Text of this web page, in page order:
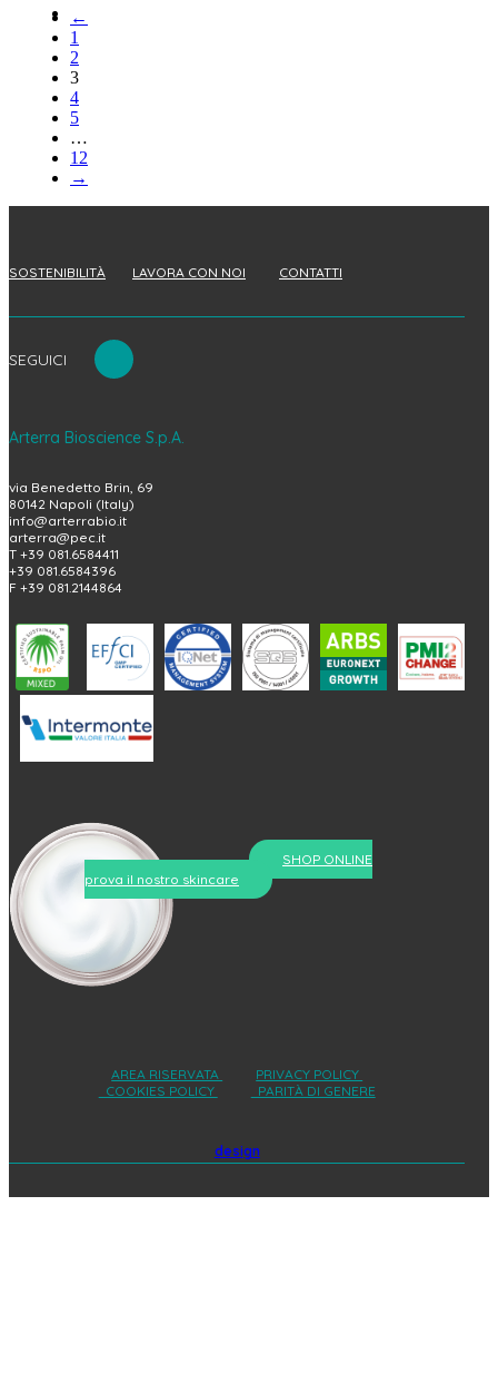
←
1
2
3
4
5
…
12
→
SOSTENIBILITÀ LAVORA CON NOI CONTATTI
SEGUICI
Arterra Bioscience S.p.A.
via Benedetto Brin, 69
80142 Napoli (Italy)
info@arterrabio.it
arterra@pec.it
T +39 081.6584411
+39 081.6584396
F +39 081.2144864
SHOP ONLINE
prova il nostro skincare
AREA RISERVATA
PRIVACY POLICY
COOKIES POLICY
PARITÀ DI GENERE
design